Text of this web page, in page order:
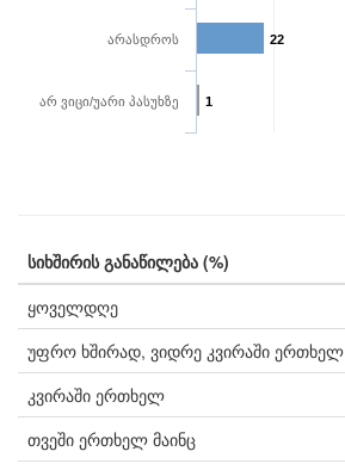
22
1
არასდროს
არ ვიცი/უარი პასუხზე
სიხშირის განაწილება (%)
ყოველდღე
უფრო ხშირად, ვიდრე კვირაში ერთხელ
კვირაში ერთხელ
თვეში ერთხელ მაინც